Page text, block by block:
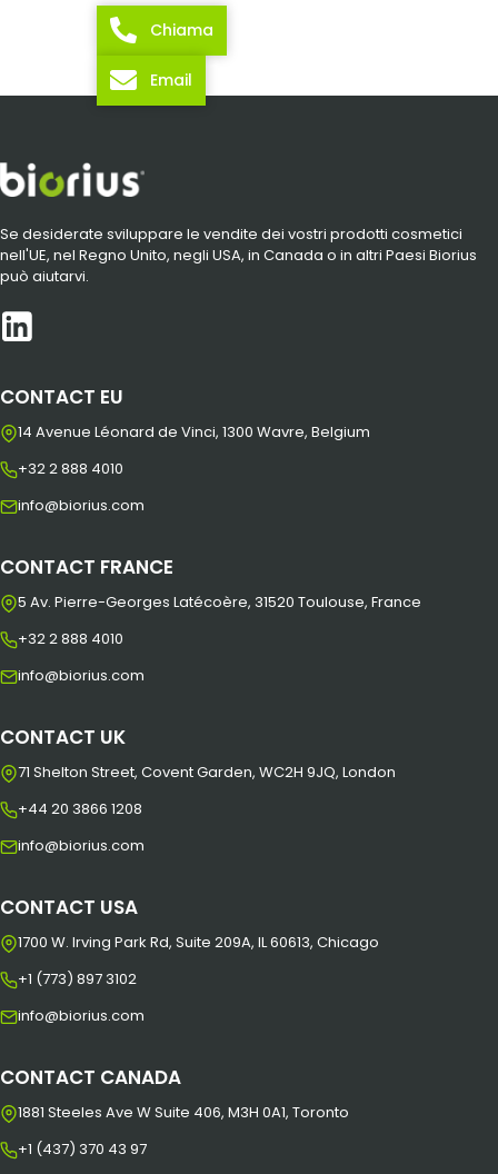
Se desiderate sviluppare le vendite dei vostri prodotti cosmetici
nell'UE, nel Regno Unito, negli USA, in Canada o in altri Paesi Biorius
può aiutarvi.
CONTACT EU
14 Avenue Léonard de Vinci, 1300 Wavre, Belgium
+32 2 888 4010
info@biorius.com
CONTACT FRANCE
5 Av. Pierre-Georges Latécoère, 31520 Toulouse, France
+32 2 888 4010
info@biorius.com
CONTACT UK
71 Shelton Street, Covent Garden, WC2H 9JQ, London
+44 20 3866 1208
info@biorius.com
CONTACT USA
1700 W. Irving Park Rd, Suite 209A, IL 60613, Chicago
+1 (773) 897 3102
info@biorius.com
CONTACT CANADA
1881 Steeles Ave W Suite 406, M3H 0A1, Toronto
+1 (437) 370 43 97
Chiama
Email